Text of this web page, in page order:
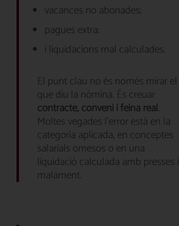
vacances no abonades;
pagues extra;
i liquidacions mal calculades.
El punt clau no és només mirar el
que diu la nòmina. És creuar
contracte, conveni i feina real.
Moltes vegades l’error està en la
categoria aplicada, en conceptes
salarials omesos o en una
liquidació calculada amb presses i
malament.